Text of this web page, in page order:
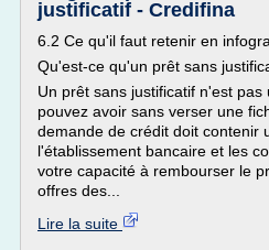
justificatif - Credifina
6.2 Ce qu'il faut retenir en
Qu'est-ce qu'un prêt sans
Un prêt sans justificatif n'est
pouvez avoir sans verser une
demande de crédit doit contenir
l'établissement bancaire et les
votre capacité à rembourser le
offres des...
Lire la suite